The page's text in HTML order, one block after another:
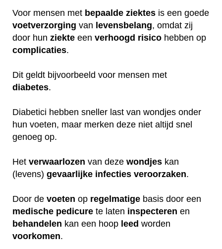
Voor mensen met bepaalde ziektes is een goede
voetverzorging van levensbelang, omdat zij
door hun ziekte een verhoogd risico hebben op
complicaties.
Dit geldt bijvoorbeeld voor mensen met
diabetes.
Diabetici hebben sneller last van wondjes onder
hun voeten, maar merken deze niet altijd snel
genoeg op.
Het verwaarlozen van deze wondjes kan
(levens) gevaarlijke infecties veroorzaken.
Door de voeten op regelmatige basis door een
medische pedicure te laten inspecteren en
behandelen kan een hoop leed worden
voorkomen.